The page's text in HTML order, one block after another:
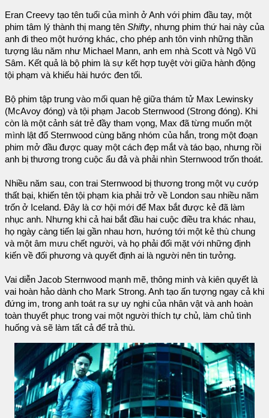
Eran Creevy tạo tên tuổi của mình ở Anh với phim đầu tay, một
phim tâm lý thành thị mang tên Shifty, nhưng phim thứ hai này của
anh đi theo một hướng khác, cho phép anh tôn vinh những thần
tượng lâu năm như Michael Mann, anh em nhà Scott và Ngô Vũ
Sâm. Kết quả là bộ phim là sự kết hợp tuyệt vời giữa hành động
tội phạm và khiếu hài hước đen tối.
Bộ phim tập trung vào mối quan hệ giữa thám tử Max Lewinsky
(McAvoy đóng) và tội phạm Jacob Sternwood (Strong đóng). Khi
còn là một cảnh sát trẻ đầy tham vọng, Max đã từng muốn một
mình lật đổ Sternwood cùng băng nhóm của hắn, trong một đoạn
phim mở đầu được quay một cách đẹp mắt và táo bạo, nhưng rồi
anh bị thương trong cuộc ẩu đả và phải nhìn Sternwood trốn thoát.
Nhiều năm sau, con trai Sternwood bị thương trong một vụ cướp
thất bại, khiến tên tội phạm kia phải trở về London sau nhiều năm
trốn ở Iceland. Đây là cơ hội mới để Max bắt được kẻ đã làm
nhục anh. Nhưng khi cả hai bắt đầu hai cuộc điều tra khác nhau,
họ ngày càng tiến lại gần nhau hơn, hướng tới một kẻ thù chung
và một âm mưu chết người, và họ phải đối mặt với những định
kiến về đối phương và quyết định ai là người nên tin tưởng.
Vai diễn Jacob Sternwood mạnh mẽ, thông minh và kiên quyết là
vai hoàn hảo dành cho Mark Strong. Anh tạo ấn tượng ngay cả khi
đứng im, trong anh toát ra sự uy nghi của nhân vật và anh hoàn
toàn thuyết phục trong vai một người thích tự chủ, làm chủ tình
huống và sẽ làm tất cả để trả thù.